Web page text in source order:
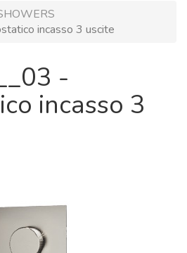
incasso 3 uscite
-
incasso 3